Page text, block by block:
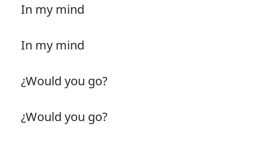
In my mind
In my mind
¿Would you go?
¿Would you go?